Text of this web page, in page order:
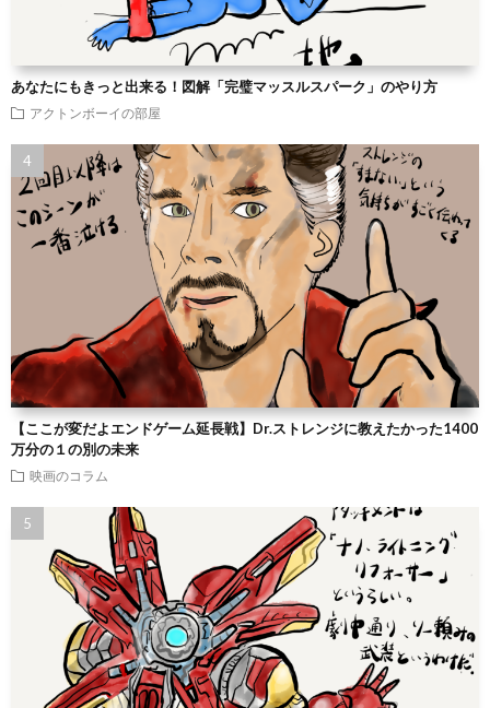
あなたにもきっと出来る！図解「完璧マッスルスパーク」のやり方
アクトンボーイの部屋
【ここが変だよエンドゲーム延長戦】Dr.ストレンジに教えたかった1400
万分の１の別の未来
映画のコラム